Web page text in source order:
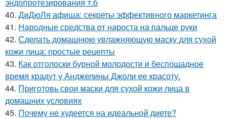
эндопротезирования т.б
40. ДиДюЛя афиша: секреты эффективного маркетинга
41. Народные средства от нароста на пальце руки
42. Сделать домашнюю увлажняющую маску для сухой
кожи лица: простые рецепты
43. Как отголоски бурной молодости и беспощадное
время крадут у Анджелины Джоли ее красоту.
44. Приготовь свои маски для сухой кожи лица в
домашних условиях
45. Почему не худеется на идеальной диете?